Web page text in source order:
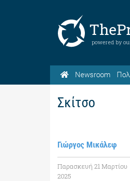
powered by
Newsroom
Σκίτσο
Γιώργος Μικάλεφ
Παρασκευή 21 Μαρτίου
2025